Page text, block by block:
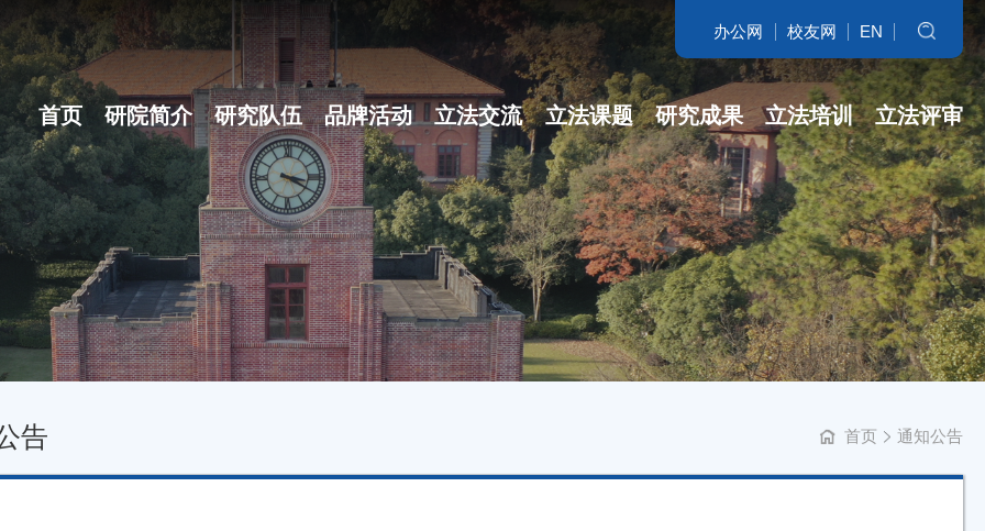
办公网 校友网 EN
搜索
首页 研院简介
研院概况
组织体系
现任领导
行政机构
研究队伍
博士后团队
品牌活动
之江立法论坛
地方立法十大...
名家讲坛
立法沙龙
立法交流
名家访谈
讲坛实录
学科培育
立法课题
省哲社课题
省新型智库课...
立法委托课题
智库自设课题
研究成果
立法研究参考
专著
立法培训
开班盛况
培训交流
立法评审
告 首页 通知公告